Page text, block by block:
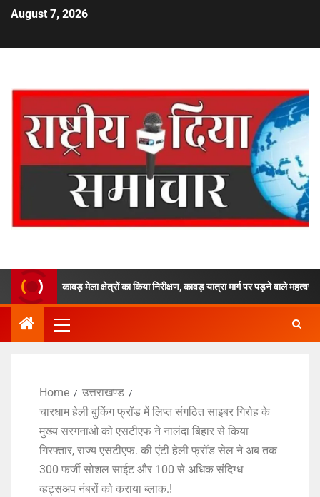
August 7, 2026
मेला क्षेत्रों का किया निरीक्षण, कावड़ यात्रा मार्ग पर पड़ने वाले महत्वपूर्ण पडावों,
Home
उत्तराखण्ड
चारधाम हेली बुकिंग फ्रॉड में लिप्त संगठित साइबर गिरोह के
मुख्य सरगनाओ को एसटीएफ ने नालंदा बिहार से किया
गिरफ्तार, राज्य एसटीएफ. की एंटी हेली फ्रॉड सेल ने अब तक
300 फर्जी सोशल साईट और 100 से अधिक संदिग्ध
व्हट्सअप नंबरों को कराया ब्लाक.!